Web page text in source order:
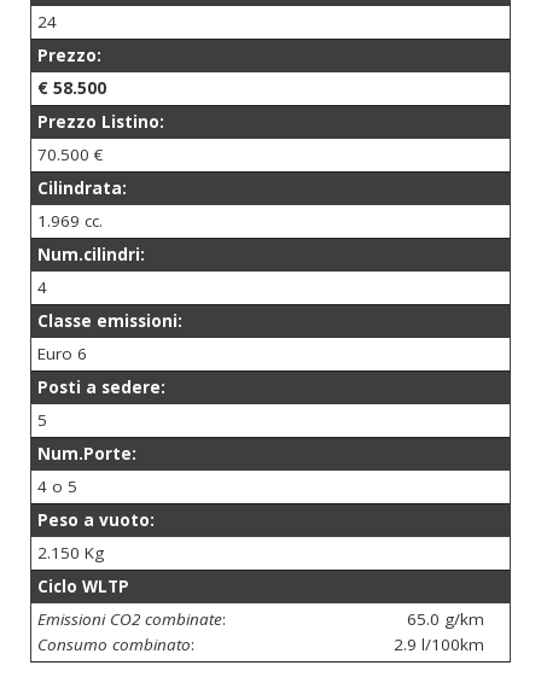
24
Prezzo:
€ 58.500
Prezzo Listino:
70.500 €
Cilindrata:
1.969 cc.
Num.cilindri:
4
Classe emissioni:
Euro 6
Posti a sedere:
5
Num.Porte:
4 o 5
Peso a vuoto:
2.150 Kg
Ciclo WLTP
Emissioni CO2 combinate:
65.0 g/km
Consumo combinato: 2.9 l/100km